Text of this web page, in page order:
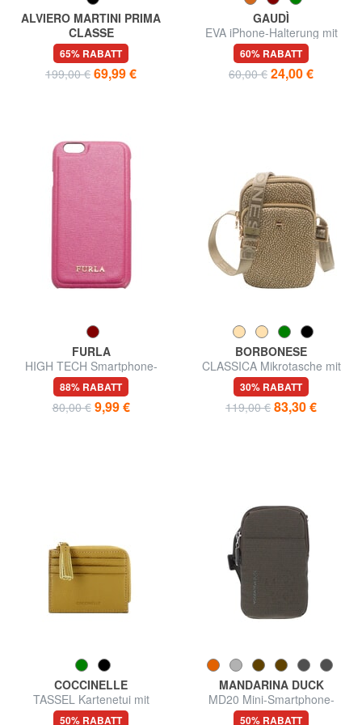
ALVIERO MARTINI PRIMA
CLASSE
MONOGRAM
Dokumentenhalter
65% RABATT
199,00 € 69,99 €
GAUDÌ
EVA iPhone-Halterung mit
Münzfach
60% RABATT
60,00 € 24,00 €
FURLA
HIGH TECH Smartphone-
Hüllen
88% RABATT
80,00 € 9,99 €
BORBONESE
CLASSICA Mikrotasche mit
Smartphone-Halterung
30% RABATT
119,00 € 83,30 €
COCCINELLE
TASSEL Kartenetui mit
Reißverschluss aus
50% RABATT
MANDARINA DUCK
MD20 Mini-Smartphone-
Tasche
50% RABATT